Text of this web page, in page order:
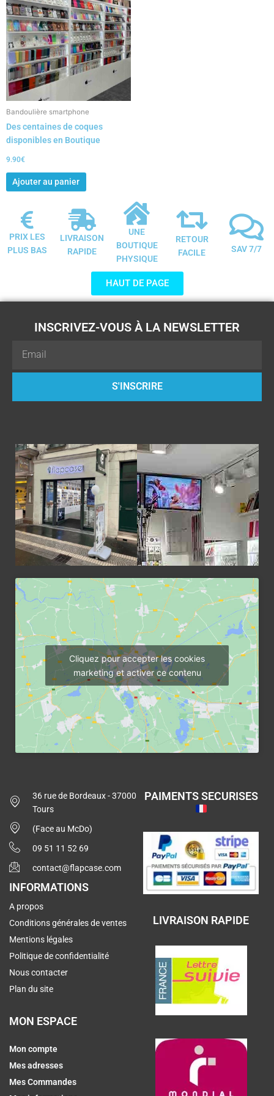
Bandoulière smartphone
Des centaines de coques
disponibles en Boutique
9.90€
Ajouter au panier
PRIX LES
PLUS BAS
LIVRAISON
RAPIDE
UNE
BOUTIQUE
PHYSIQUE
RETOUR
FACILE
SAV 7/7
HAUT DE PAGE
INSCRIVEZ-VOUS À LA NEWSLETTER
S'INSCRIRE
Cliquez pour accepter les cookies
marketing et activer ce contenu
36 rue de Bordeaux - 37000
Tours
(Face au McDo)
09 51 11 52 69
contact@flapcase.com
INFORMATIONS
A propos
Conditions générales de ventes
Mentions légales
Politique de confidentialité
Nous contacter
Plan du site
MON ESPACE
Mon compte
Mes adresses
Mes Commandes
PAIMENTS SECURISES
LIVRAISON RAPIDE